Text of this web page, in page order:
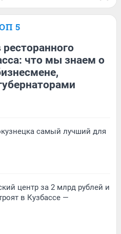
5
что мы знаем о
самый лучший для
центр за 2 млрд рублей и
в Кузбассе —